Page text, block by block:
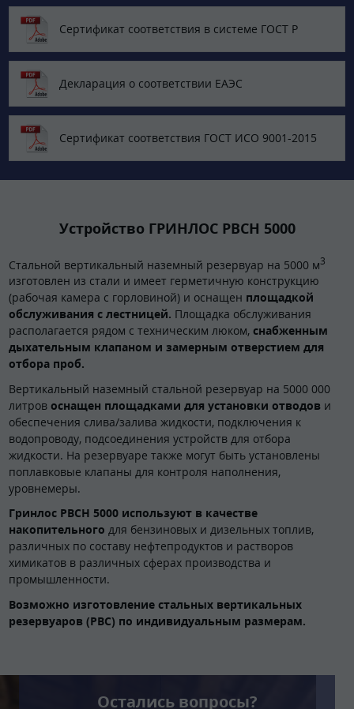
Сертификат соответствия в системе ГОСТ Р
Декларация о соответствии ЕАЭС
Сертификат соответствия ГОСТ ИСО 9001-2015
Устройство ГРИНЛОС РВСН 5000
Стальной вертикальный наземный резервуар на 5000 м3
изготовлен из стали и имеет герметичную конструкцию
(рабочая камера с горловиной) и оснащен площадкой
обслуживания с лестницей. Площадка обслуживания
располагается рядом с техническим люком, снабженным
дыхательным клапаном и замерным отверстием для
отбора проб.
Вертикальный наземный стальной резервуар на 5000 000
литров оснащен площадками для установки отводов и
обеспечения слива/залива жидкости, подключения к
водопроводу, подсоединения устройств для отбора
жидкости. На резервуаре также могут быть установлены
поплавковые клапаны для контроля наполнения,
уровнемеры.
Гринлос РВСН 5000 используют в качестве
накопительного для бензиновых и дизельных топлив,
различных по составу нефтепродуктов и растворов
химикатов в различных сферах производства и
промышленности.
Возможно изготовление стальных вертикальных
резервуаров (РВС) по индивидуальным размерам.
Остались вопросы?